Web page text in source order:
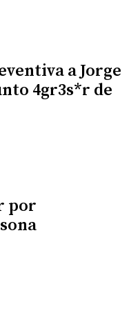
a Jorge
4gr3s*r de
por